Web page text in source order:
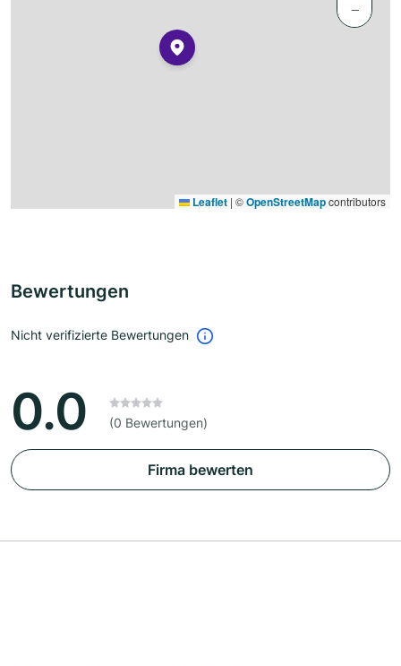
−
Leaflet | ©OpenStreetMapcontributors
Bewertungen
Nicht verifizierte Bewertungen
0.0 (0 Bewertungen)
Firma bewerten